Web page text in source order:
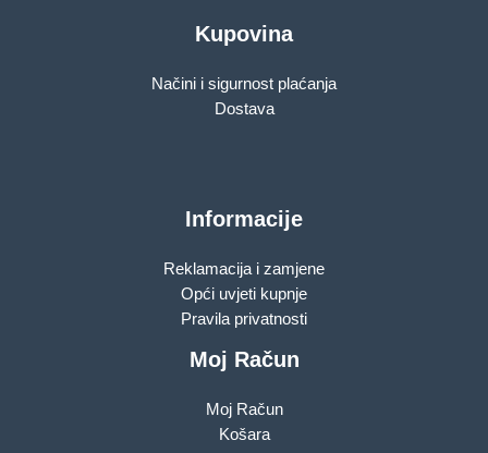
Kupovina
Načini i sigurnost plaćanja
Dostava
Informacije
Reklamacija i zamjene
Opći uvjeti kupnje
Pravila privatnosti
Moj Račun
Moj Račun
Košara